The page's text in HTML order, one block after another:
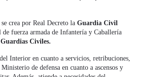
crea por Real Decreto la Guardia Civil
de fuerza armada de Infantería y Caballería
Guardias Civiles.
Interior en cuanto a servicios, retribuciones,
de defensa en cuanto a ascensos y